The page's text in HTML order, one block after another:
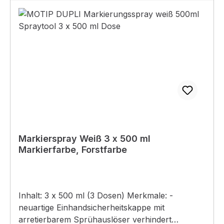
Markierspray Weiß 3 x 500 ml
Markierfarbe, Forstfarbe
Inhalt: 3 x 500 ml (3 Dosen) Merkmale: -
neuartige Einhandsicherheitskappe mit
arretierbarem Sprühauslöser verhindert